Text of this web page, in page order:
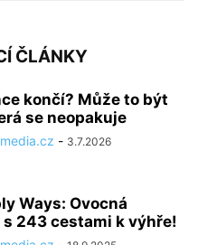
ČLÁNKY
končí? Může to být
se neopakuje
- 3.7.2026
Ways: Ovocná
243 cestami k výhře!